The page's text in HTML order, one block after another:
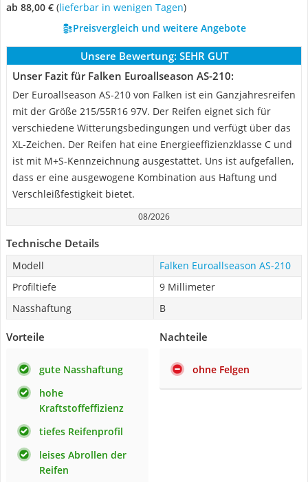
ab 88,00 € ( Lieferbar in wenigen Tagen)
Preisvergleich und weitere Angebote
Unsere Bewertung: SEHR GUT
Unser Fazit für Falken Euroallseason AS-210:
Der Euroallseason AS-210 von Falken ist ein Ganzjahresreifen
mit der Größe 215/55R16 97V. Der Reifen eignet sich für
verschiedene Witterungsbedingungen und verfügt über das
XL-Zeichen. Der Reifen hat eine Energieeffizienzklasse C und
ist mit M+S-Kennzeichnung ausgestattet. Uns ist aufgefallen,
dass er eine ausgewogene Kombination aus Haftung und
Verschleißfestigkeit bietet.
08/2026
Technische Details
Modell
Falken Euroallseason AS-210
Profiltiefe
9 Millimeter
Nasshaftung
B
Vorteile
gute Nasshaftung
hohe
Kraftstoffeffizienz
tiefes Reifenprofil
leises Abrollen der
Reifen
Nachteile
ohne Felgen